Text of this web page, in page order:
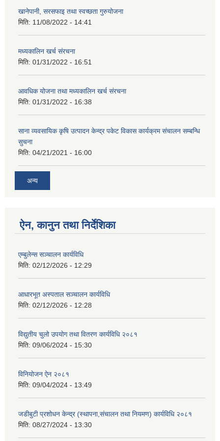
खानेपानी, सरसफाइ तथा स्वच्छता गुरुयोजना
मिति: 11/08/2022 - 14:41
मध्यकालिन खर्च संरचना
मिति: 01/31/2022 - 16:51
आवधिक योजना तथा मध्यकालिन खर्च संरचना
मिति: 01/31/2022 - 16:38
साना व्यवसायिक कृषि उत्पादन केन्द्र पकेट विकास कार्यक्रम संचालन सम्बन्धि
सुचना
मिति: 04/21/2021 - 16:00
अन्य
ऐन, कानुन तथा निर्देशिका
एम्बुलेन्स सञ्चालन कार्यविधि
मिति: 02/12/2026 - 12:29
आधारभूत अस्पताल सञ्चालन कार्यविधि
मिति: 02/12/2026 - 12:28
विद्युतीय चुलो उपयोग तथा वितरण कार्यविधि २०८१
मिति: 09/06/2024 - 15:30
विनियोजन ऐन २०८१
मिति: 09/04/2024 - 13:49
जडीबुटी प्रशोधन केन्द्र (स्थापना,संचालन तथा नियमण) कार्यविधि २०८१
मिति: 08/27/2024 - 13:30